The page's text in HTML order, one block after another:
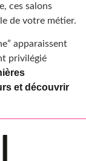
ces salons
de votre métier.
apparaissent
privilégié
et découvrir